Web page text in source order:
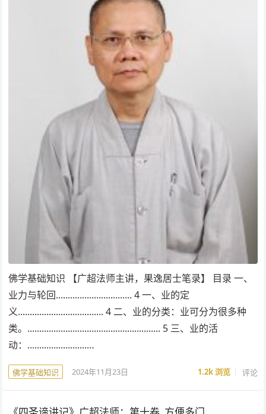
佛学基础知识 【广超法师主讲，果逸居士笔录】 目录 一、
业力与轮回................................ 4 一、业的定
义.................................... 4 二、业的分类：业可分为很多种
类。........................................................ 5 三、业的活
动：.........................…
佛学基础知识 2024年11月23日 1.2k浏览 评论